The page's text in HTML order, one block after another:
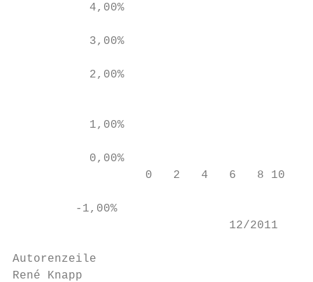
           4,00%
           3,00%
           2,00%
           1,00%
           0,00%
0   2   4   6   8 10
         -1,00%
12/2011
Autorenzeile
René Knapp